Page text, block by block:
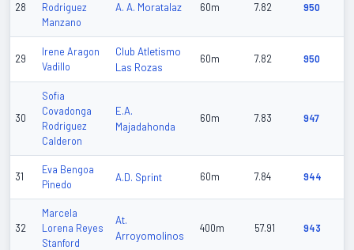
28
Rodriguez
Manzano
A. A. Moratalaz 60m 7.82 950
29
Irene Aragon
Vadillo
Club Atletismo
Las Rozas
60m 7.82 950
30
Sofia
Covadonga
Rodriguez
Calderon
E.A.
Majadahonda
60m 7.83 947
31
Eva Bengoa
Pinedo
A.D. Sprint 60m 7.84 944
32
Marcela
Lorena Reyes
Stanford
At.
Arroyomolinos
400m 57.91 943